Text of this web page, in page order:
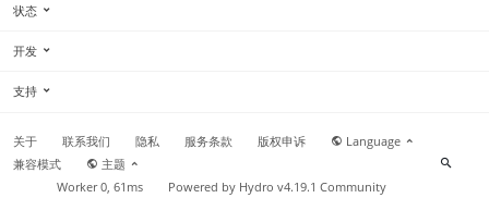
状态
开发
支持
关于 联系我们 隐私 服务条款 版权申诉
Language
兼容模式
主题
Worker 0, 61ms
Powered by Hydro v4.19.1 Community